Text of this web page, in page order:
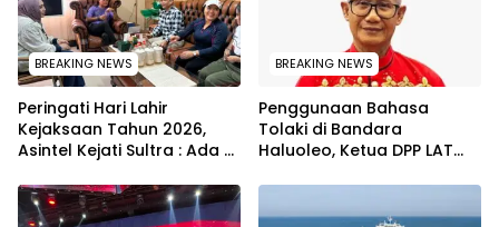
BREAKING NEWS
Peringati Hari Lahir
Kejaksaan Tahun 2026,
Asintel Kejati Sultra : Ada
sampai Adhyaksa Run
BREAKING NEWS
Penggunaan Bahasa
Tolaki di Bandara
Haluoleo, Ketua DPP LAT
Langkah Pelestarian
Budaya